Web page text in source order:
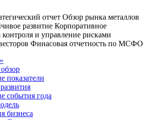
отчет Обзор рынка металлов
развитие Корпоративное
и управление рисками
Финасовая отчетность по МСФО
показатели
события года
бизнеса